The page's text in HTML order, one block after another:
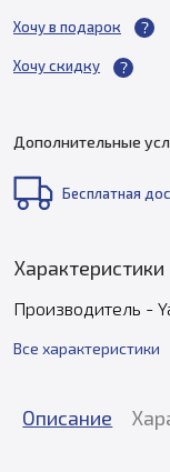
Хочу в подарок
Хочу скидку
Дополнительные
Бесплатная
Характеристики
Производитель -
Все характеристики
Описание